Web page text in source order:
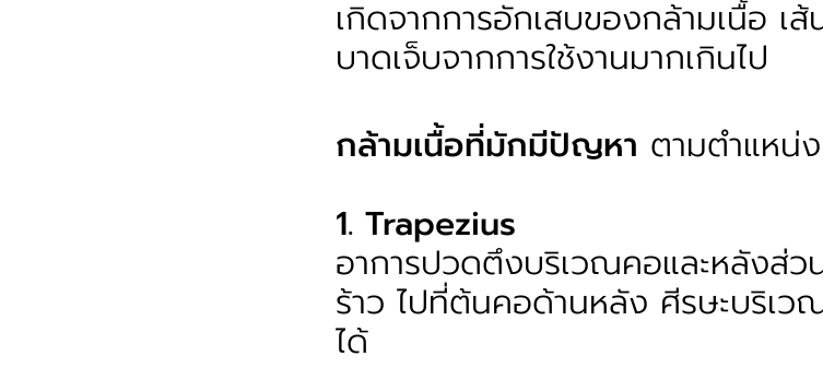
เกิดจากการอักเสบของกล้ามเนื้อ เส้
บาดเจ็บจากการใช้งานมากเกินไป
กล้ามเนื้อที่มักมีปัญหา ตามตำแหน่
1. Trapezius
อาการปวดตึงบริเวณคอและหลังส่
ร้าว ไปที่ต้นคอด้านหลัง ศีรษะบริเว
ได้